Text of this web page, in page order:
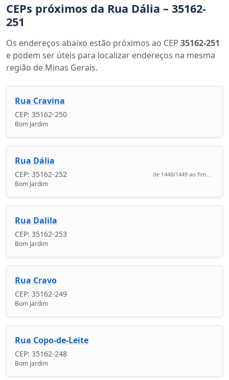
CEPs próximos da Rua Dália – 35162-
251
Os endereços abaixo estão próximos ao CEP 35162-251
e podem ser úteis para localizar endereços na mesma
região de Minas Gerais.
Rua Cravina
CEP: 35162-250
Bom Jardim
Rua Dália
CEP: 35162-252 de 1448/1449 ao fim...
Bom Jardim
Rua Dalila
CEP: 35162-253
Bom Jardim
Rua Cravo
CEP: 35162-249
Bom Jardim
Rua Copo-de-Leite
CEP: 35162-248
Bom Jardim